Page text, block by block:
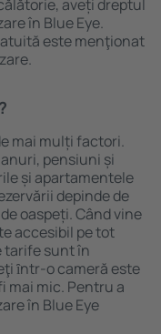
aveți dreptul
în Blue Eye.
este menţionat
mai mulți factori.
pensiuni și
și apartamentele
depinde de
oaspeți. Când vine
accesibil pe tot
tarife sunt în
ȋntr-o cameră este
mai mic. Pentru a
în Blue Eye